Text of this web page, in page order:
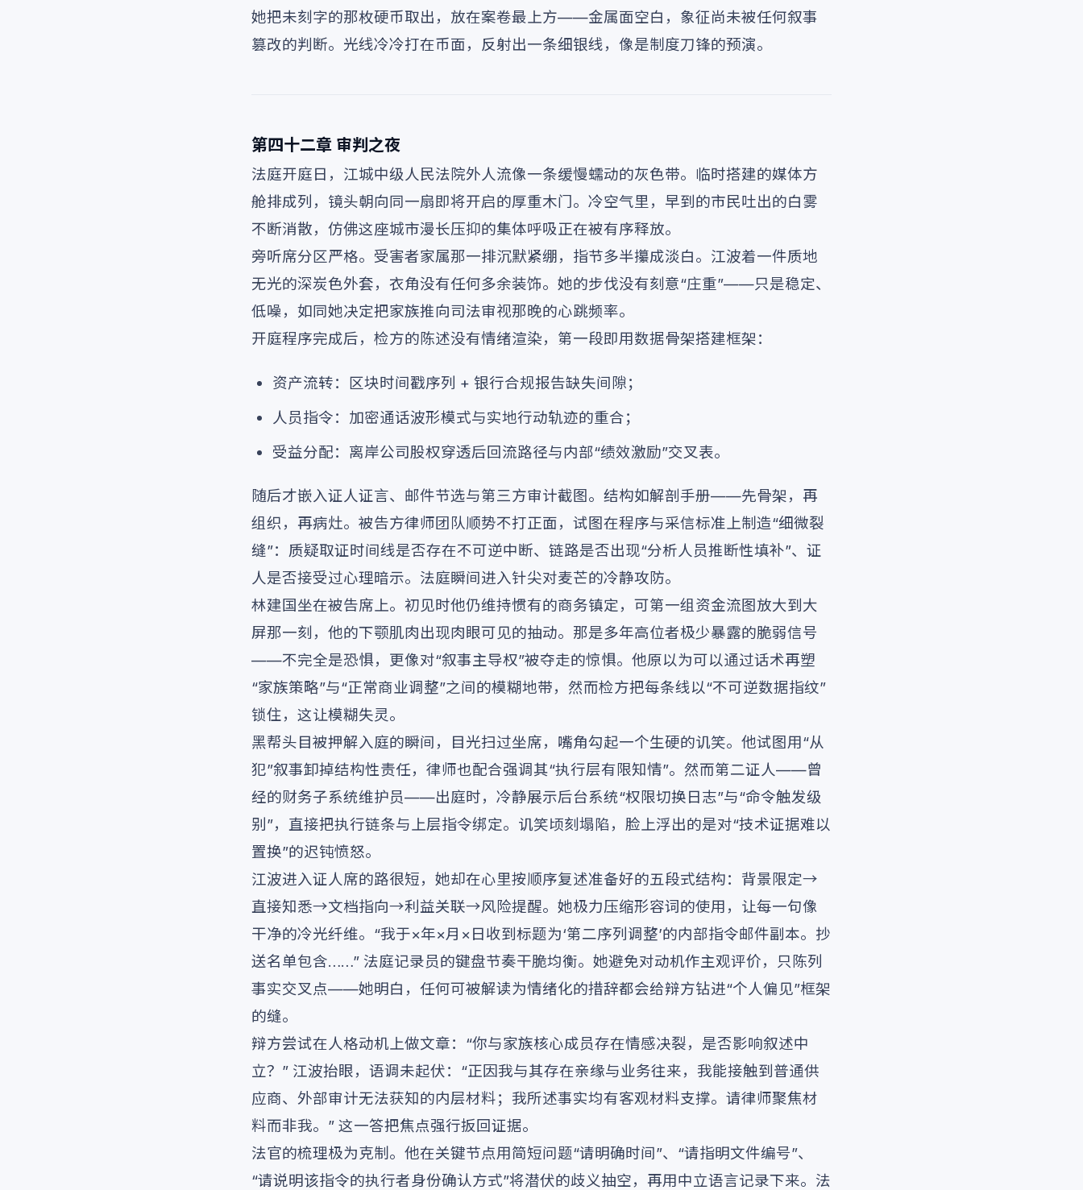
她把未刻字的那枚硬币取出，放在案卷最上方——金属面空白，象征尚未被任何叙事
篡改的判断。光线冷冷打在币面，反射出一条细银线，像是制度刀锋的预演。
第四十二章 审判之夜
法庭开庭日，江城中级人民法院外人流像一条缓慢蠕动的灰色带。临时搭建的媒体方
舱排成列，镜头朝向同一扇即将开启的厚重木门。冷空气里，早到的市民吐出的白雾
不断消散，仿佛这座城市漫长压抑的集体呼吸正在被有序释放。
旁听席分区严格。受害者家属那一排沉默紧绷，指节多半攥成淡白。江波着一件质地
无光的深炭色外套，衣角没有任何多余装饰。她的步伐没有刻意“庄重”——只是稳定、
低噪，如同她决定把家族推向司法审视那晚的心跳频率。
开庭程序完成后，检方的陈述没有情绪渲染，第一段即用数据骨架搭建框架：
资产流转：区块时间戳序列 + 银行合规报告缺失间隙；
人员指令：加密通话波形模式与实地行动轨迹的重合；
受益分配：离岸公司股权穿透后回流路径与内部“绩效激励”交叉表。
随后才嵌入证人证言、邮件节选与第三方审计截图。结构如解剖手册——先骨架，再
组织，再病灶。被告方律师团队顺势不打正面，试图在程序与采信标准上制造“细微裂
缝”：质疑取证时间线是否存在不可逆中断、链路是否出现“分析人员推断性填补”、证
人是否接受过心理暗示。法庭瞬间进入针尖对麦芒的冷静攻防。
林建国坐在被告席上。初见时他仍维持惯有的商务镇定，可第一组资金流图放大到大
屏那一刻，他的下颚肌肉出现肉眼可见的抽动。那是多年高位者极少暴露的脆弱信号
——不完全是恐惧，更像对“叙事主导权”被夺走的惊惧。他原以为可以通过话术再塑
“家族策略”与“正常商业调整”之间的模糊地带，然而检方把每条线以“不可逆数据指纹”
锁住，这让模糊失灵。
黑帮头目被押解入庭的瞬间，目光扫过坐席，嘴角勾起一个生硬的讥笑。他试图用“从
犯”叙事卸掉结构性责任，律师也配合强调其“执行层有限知情”。然而第二证人——曾
经的财务子系统维护员——出庭时，冷静展示后台系统“权限切换日志”与“命令触发级
别”，直接把执行链条与上层指令绑定。讥笑顷刻塌陷，脸上浮出的是对“技术证据难以
置换”的迟钝愤怒。
江波进入证人席的路很短，她却在心里按顺序复述准备好的五段式结构：背景限定→
直接知悉→文档指向→利益关联→风险提醒。她极力压缩形容词的使用，让每一句像
干净的冷光纤维。“我于×年×月×日收到标题为‘第二序列调整’的内部指令邮件副本。抄
送名单包含……” 法庭记录员的键盘节奏干脆均衡。她避免对动机作主观评价，只陈列
事实交叉点——她明白，任何可被解读为情绪化的措辞都会给辩方钻进“个人偏见”框架
的缝。
辩方尝试在人格动机上做文章：“你与家族核心成员存在情感决裂，是否影响叙述中
立？” 江波抬眼，语调未起伏：“正因我与其存在亲缘与业务往来，我能接触到普通供
应商、外部审计无法获知的内层材料；我所述事实均有客观材料支撑。请律师聚焦材
料而非我。” 这一答把焦点强行扳回证据。
法官的梳理极为克制。他在关键节点用简短问题“请明确时间”、“请指明文件编号”、
“请说明该指令的执行者身份确认方式”将潜伏的歧义抽空，再用中立语言记录下来。法